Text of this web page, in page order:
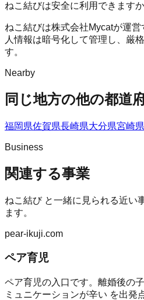
ねこ結びは安全に利用できます
ねこ結びは株式会社Mycatが運
人情報は暗号化して管理し、厳
す。
Nearby
同じ地方の他の都道
福岡県佐賀県長崎県大分県宮崎県
Business
関連する事業
ねこ結びと一緒に見られる近い
ます。
pear-ikuji.com
ペア育児
ペア育児の入口です。離婚後の
ミュニケーションが辛い を出発